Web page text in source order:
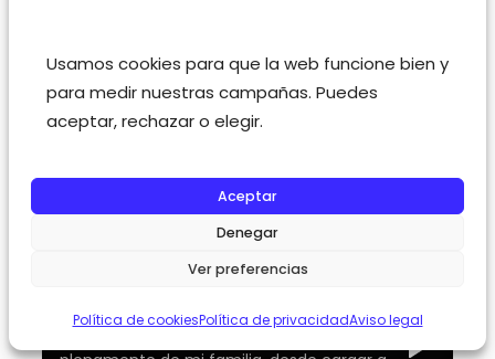
Usamos cookies para que la web funcione bien y
para medir nuestras campañas. Puedes
aceptar, rechazar o elegir.
Aceptar
Denegar
Ver preferencias
Política de cookiesPolítica de privacidadAviso legal